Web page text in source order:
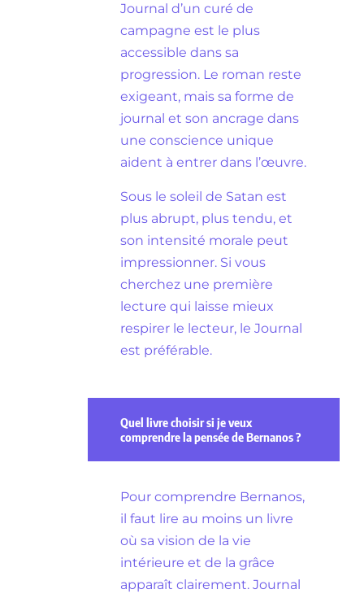
Journal d’un curé de
campagne est le plus
accessible dans sa
progression. Le roman reste
exigeant, mais sa forme de
journal et son ancrage dans
une conscience unique
aident à entrer dans l’œuvre.
Sous le soleil de Satan est
plus abrupt, plus tendu, et
son intensité morale peut
impressionner. Si vous
cherchez une première
lecture qui laisse mieux
respirer le lecteur, le Journal
est préférable.
Quel livre choisir si je veux
comprendre la pensée de Bernanos ?
Pour comprendre Bernanos,
il faut lire au moins un livre
où sa vision de la vie
intérieure et de la grâce
apparaît clairement. Journal